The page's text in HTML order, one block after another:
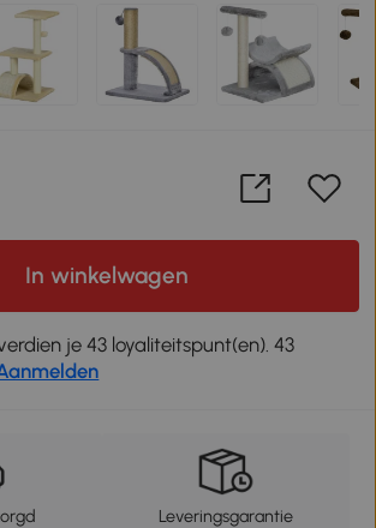
In winkelwagen
je 43 loyaliteitspunt(en). 43
Leveringsgarantie